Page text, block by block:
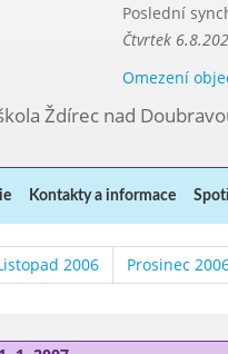
Poslední
Čtvrtek
Omezení
Ždírec nad
Kontakty a informace
2006 Prosinec